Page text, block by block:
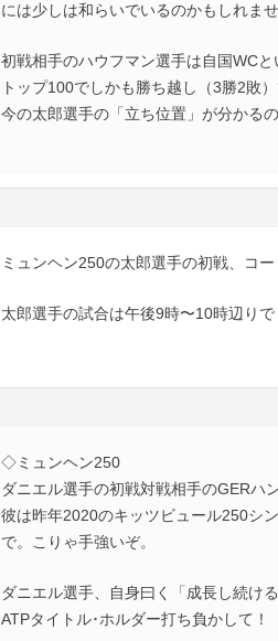
には少しは和らいでいるのかもしれま
初戦相手のハウフマン選手は自国WC
トップ100でしかも勝ち越し（3勝2敗
今の太郎選手の「立ち位置」が分かる
ミュンヘン250の太郎選手の初戦、コ
太郎選手の試合は午後9時〜10時辺りで
◇ミュンヘン250
ダニエル選手の初戦対戦相手のGERハ
彼は昨年2020のキッツビュール250シ
で。こりゃ手強いぞ。
ダニエル選手、自身曰く「成長し続け
ATPタイトル･ホルダー打ち負かして！